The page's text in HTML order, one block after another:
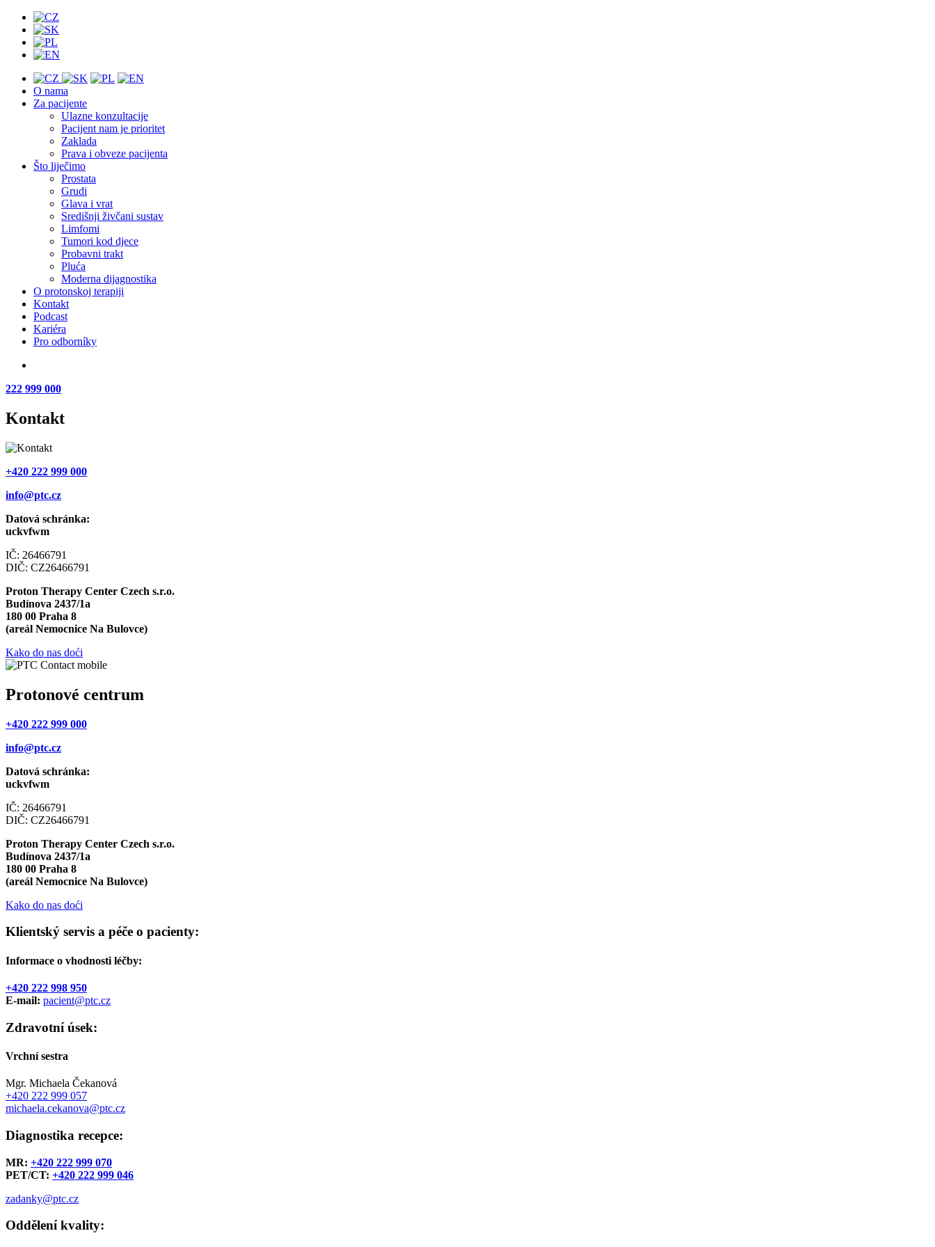
O nama
Za pacijente
Ulazne konzultacije
Pacijent nam je prioritet
Zaklada
Prava i obveze pacijenta
Što liječimo
Prostata
Grudi
Glava i vrat
Središnji živčani sustav
Limfomi
Tumori kod djece
Probavni trakt
Pluća
Moderna dijagnostika
O protonskoj terapiji
Kontakt
Podcast
Kariéra
Pro odborníky
222 999 000
Kontakt
+420 222 999 000
info@ptc.cz
Datová schránka:
uckvfwm
IČ: 26466791
DIČ: CZ26466791
Proton Therapy Center Czech s.r.o.
Budínova 2437/1a
180 00 Praha 8
(areál Nemocnice Na Bulovce)
Kako do nas doći
Protonové centrum
+420 222 999 000
info@ptc.cz
Datová schránka:
uckvfwm
IČ: 26466791
DIČ: CZ26466791
Proton Therapy Center Czech s.r.o.
Budínova 2437/1a
180 00 Praha 8
(areál Nemocnice Na Bulovce)
Kako do nas doći
Klientský servis a péče o pacienty:
Informace o vhodnosti léčby:
+420 222 998 950
E-mail: pacient@ptc.cz
Zdravotní úsek:
Vrchní sestra
Mgr. Michaela Čekanová
+420 222 999 057
michaela.cekanova@ptc.cz
Diagnostika recepce:
MR: +420 222 999 070
PET/CT: +420 222 999 046
zadanky@ptc.cz
Oddělení kvality: